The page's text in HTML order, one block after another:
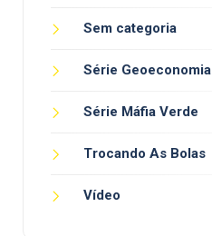
Sem categoria
Série Geoeconomia
Série Máfia Verde
Trocando As Bolas
Vídeo